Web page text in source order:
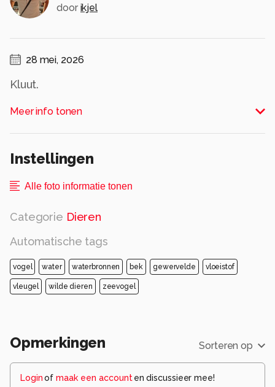
door ikjel
28 mei, 2026
Kluut.
Alle rechten voorbehouden
Meer info tonen
Instellingen
Alle foto informatie tonen
Categorie Dieren
Automatische tags
vogel water waterbronnen bek gewervelde vloeistof
vleugel wilde dieren zeevogel
Opmerkingen Sorteren op
Loginof maak een account en discussieer mee!